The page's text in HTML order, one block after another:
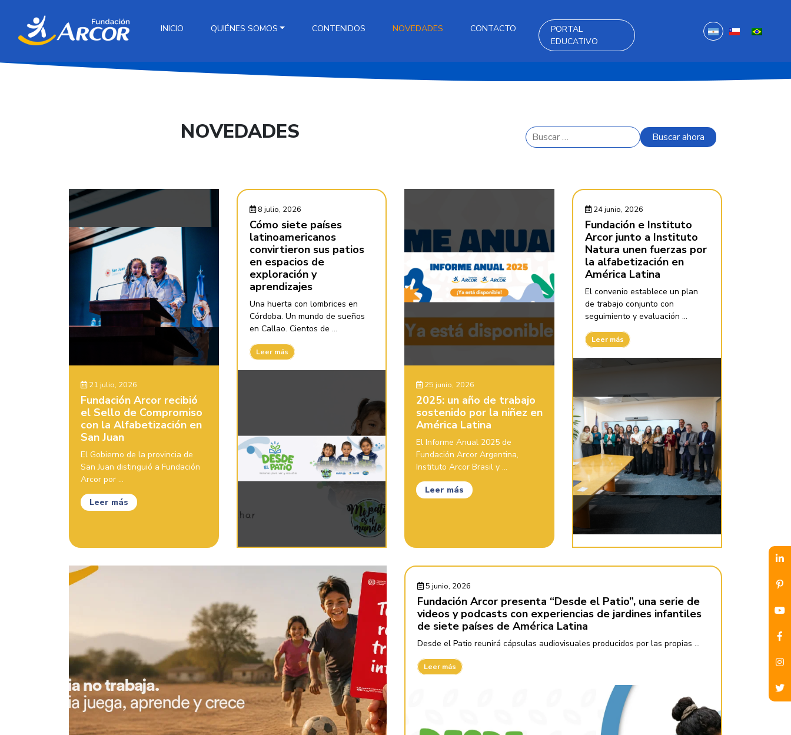
INICIO QUIÉNES SOMOS CONTENIDOS NOVEDADES CONTACTO
PORTAL
EDUCATIVO
NOVEDADES
21 julio, 2026
Fundación Arcor recibió
el Sello de Compromiso
con la Alfabetización en
San Juan
El Gobierno de la provincia de
San Juan distinguió a Fundación
Arcor por ...
Leer más
8 julio, 2026
Cómo siete países
latinoamericanos
convirtieron sus patios
en espacios de
exploración y
aprendizajes
Una huerta con lombrices en
Córdoba. Un mundo de sueños
en Callao. Cientos de ...
Leer más
25 junio, 2026
2025: un año de trabajo
sostenido por la niñez en
América Latina
El Informe Anual 2025 de
Fundación Arcor Argentina,
Instituto Arcor Brasil y ...
Leer más
24 junio, 2026
Fundación e Instituto
Arcor junto a Instituto
Natura unen fuerzas por
la alfabetización en
América Latina
El convenio establece un plan
de trabajo conjunto con
seguimiento y evaluación ...
Leer más
5 junio, 2026
Fundación Arcor presenta “Desde el Patio”, una serie de
videos y podcasts con experiencias de jardines infantiles
de siete países de América Latina
Desde el Patio reunirá cápsulas audiovisuales producidos por las propias ...
Leer más